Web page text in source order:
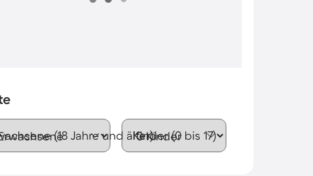
(18 Jahre und älter)Kinder (0 bis 17)